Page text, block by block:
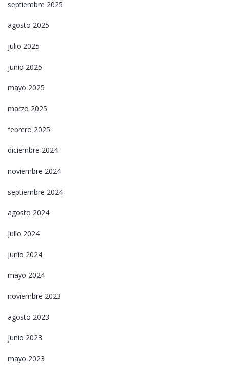
septiembre 2025
agosto 2025
julio 2025
junio 2025
mayo 2025
marzo 2025
febrero 2025
diciembre 2024
noviembre 2024
septiembre 2024
agosto 2024
julio 2024
junio 2024
mayo 2024
noviembre 2023
agosto 2023
junio 2023
mayo 2023